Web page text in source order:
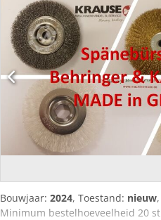
Bouwjaar: 2024, Toestand: nieuw
Minimum bestelhoeveelheid 20